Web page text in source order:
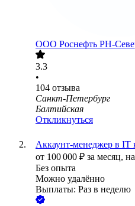
ООО Роснефть РН-
3.3
•
104 отзыва
Санкт-Петербург
Балтийская
Откликнуться
Аккаунт-менеджер в IT
от 100 000 ₽ за месяц,
Без опыта
Можно удалённо
Выплаты: Раз в неделю